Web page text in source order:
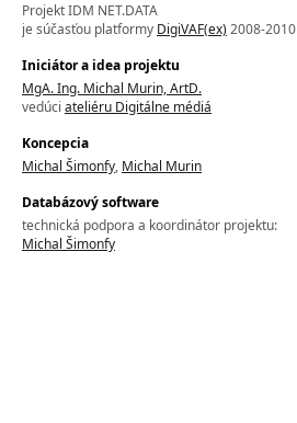
Projekt IDM NET.DATA
je súčasťou platformy DigiVAF(ex)2008-2010
Iniciátor a idea projektu
MgA. Ing. Michal Murin, ArtD.
vedúci ateliéru Digitálne médiá
Koncepcia
Michal Šimonfy, Michal Murin
Databázový software
technická podpora a koordinátor projektu:
Michal Šimonfy